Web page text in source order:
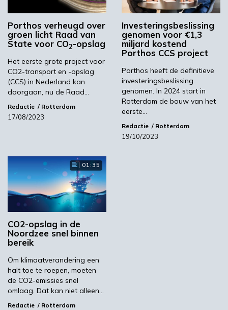
“een technisch experiment, en dus ook een
maatschappelijk experiment.”
Beeld: Intrepix/Shutterstock
FD
Volgende
Primeur van Teijin Aramid: 92% biobased Twaron
YPACK project gestart in Spanje
Porthos verheugd over
groen licht Raad van
State voor CO2-opslag
Het eerste grote project voor
CO2-transport en -opslag
(CCS) in Nederland kan
doorgaan, nu de Raad…
Redactie Rotterdam
17/08/2023
Investeringsbeslissing
genomen voor €1,3
miljard kostend
Porthos CCS project
Porthos heeft de definitieve
investeringsbeslissing
genomen. In 2024 start in
Rotterdam de bouw van het
eerste…
Redactie Rotterdam
19/10/2023
01:35
CO2-opslag in de
Noordzee snel binnen
bereik
Om klimaatverandering een
halt toe te roepen, moeten
de CO2-emissies snel
omlaag. Dat kan niet alleen…
Redactie Rotterdam